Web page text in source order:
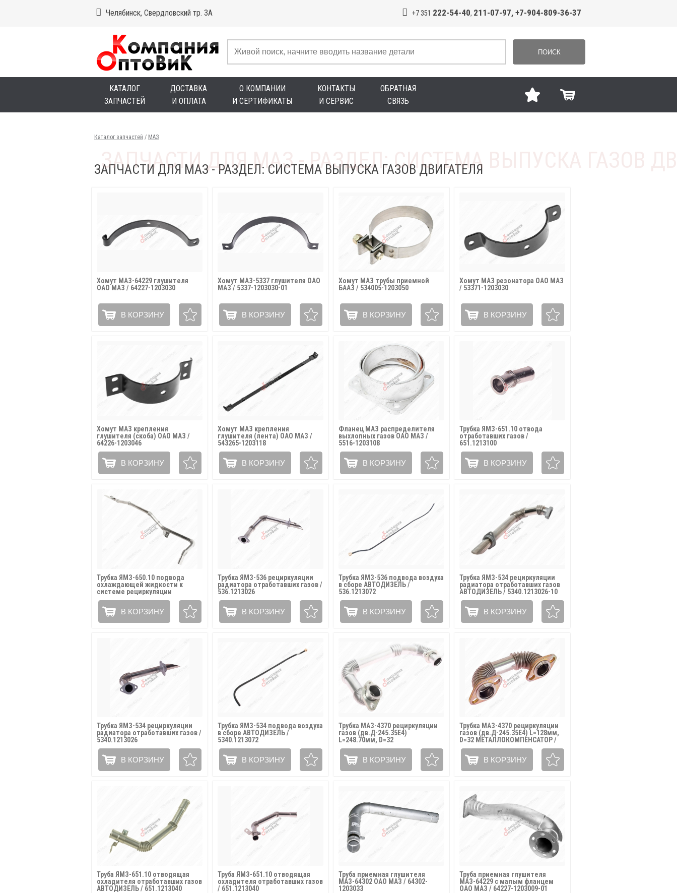
Челябинск, Свердловский тр. 3А +7 351 222-54-40, 211-07-97, +7-904-809-36-37
ПОИСК
КАТАЛОГ
ЗАПЧАСТЕЙ
ДОСТАВКА
И ОПЛАТА
О КОМПАНИИ
И СЕРТИФИКАТЫ
КОНТАКТЫ
И СЕРВИС
ОБРАТНАЯ
СВЯЗЬ
Каталог запчастей / МАЗ
ЗАПЧАСТИ ДЛЯ МАЗ - РАЗДЕЛ: СИСТЕМА ВЫПУСКА ГАЗОВ ДВИГАТЕЛЯ
Хомут МАЗ-64229 глушителя
ОАО МАЗ / 64227-1203030
В КОРЗИНУ
Хомут МАЗ-5337 глушителя ОАО
МАЗ / 5337-1203030-01
В КОРЗИНУ
Хомут МАЗ трубы приемной
БААЗ / 534005-1203050
В КОРЗИНУ
Хомут МАЗ резонатора ОАО МАЗ
/ 53371-1203030
В КОРЗИНУ
Хомут МАЗ крепления
глушителя (скоба) ОАО МАЗ /
64226-1203046
В КОРЗИНУ
Хомут МАЗ крепления
глушителя (лента) ОАО МАЗ /
543265-1203118
В КОРЗИНУ
Фланец МАЗ распределителя
выхлопных газов ОАО МАЗ /
5516-1203108
В КОРЗИНУ
Трубка ЯМЗ-651.10 отвода
отработавших газов /
651.1213100
В КОРЗИНУ
Трубка ЯМЗ-650.10 подвода
охлаждающей жидкости к
системе рециркуляции
отработавших газов
АВТОДИЗЕЛЬ / 651.1213080
В КОРЗИНУ
Трубка ЯМЗ-536 рециркуляции
радиатора отработавших газов /
536.1213026
В КОРЗИНУ
Трубка ЯМЗ-536 подвода воздуха
в сборе АВТОДИЗЕЛЬ /
536.1213072
В КОРЗИНУ
Трубка ЯМЗ-534 рециркуляции
радиатора отработавших газов
АВТОДИЗЕЛЬ / 5340.1213026-10
В КОРЗИНУ
Трубка ЯМЗ-534 рециркуляции
радиатора отработавших газов /
5340.1213026
В КОРЗИНУ
Трубка ЯМЗ-534 подвода воздуха
в сборе АВТОДИЗЕЛЬ /
5340.1213072
В КОРЗИНУ
Трубка МАЗ-4370 рециркуляции
газов (дв.Д-245.35Е4)
L=248.70мм, D=32
МЕТАЛЛОКОМПЕНСАТОР / 245Е4-
1008215-Б
В КОРЗИНУ
Трубка МАЗ-4370 рециркуляции
газов (дв.Д-245.35Е4) L=128мм,
D=32 МЕТАЛЛОКОМПЕНСАТОР /
245Е4-1008150
В КОРЗИНУ
Труба ЯМЗ-651.10 отводящая
охладителя отработавших газов
АВТОДИЗЕЛЬ / 651.1213040
Труба ЯМЗ-651.10 отводящая
охладителя отработавших газов
/ 651.1213040
Труба приемная глушителя
МАЗ-64302 ОАО МАЗ / 64302-
1203033
Труба приемная глушителя
МАЗ-64229 с малым фланцем
ОАО МАЗ / 64227-1203009-01